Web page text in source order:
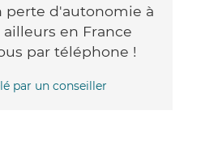
perte d'autonomie à
ailleurs en France
par téléphone !
par un conseiller